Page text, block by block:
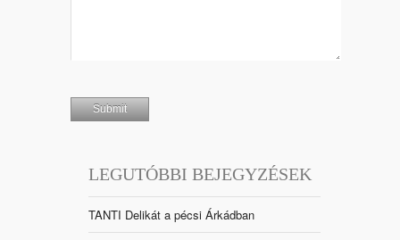
LEGUTÓBBI BEJEGYZÉSEK
TANTI Delikát a pécsi Árkádban